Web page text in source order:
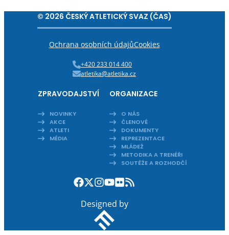
© 2026 ČESKÝ ATLETICKÝ SVAZ (ČAS)
Ochrana osobních údajůCookies
+420 233 014 400
atletika@atletika.cz
ZPRAVODAJSTVÍ
NOVINKY
AKCE
ATLETI
MÉDIA
ORGANIZACE
O NÁS
ČLENOVÉ
DOKUMENTY
REPREZENTACE
MLÁDEŽ
METODIKA A TRENÉŘI
SOUTĚŽE A ROZHODČÍ
Designed by